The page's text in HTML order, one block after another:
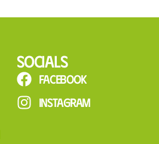
Socials
Facebook
Instagram